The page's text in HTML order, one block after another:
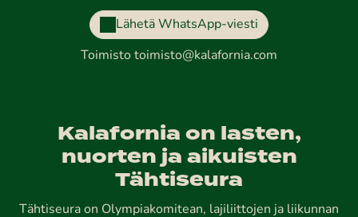
Lähetä WhatsApp-viesti
Toimisto toimisto@kalafornia.com
Kalafornia on lasten,
nuorten ja aikuisten
Tähtiseura
Tähtiseura on Olympiakomitean, lajiliittojen ja liikunnan